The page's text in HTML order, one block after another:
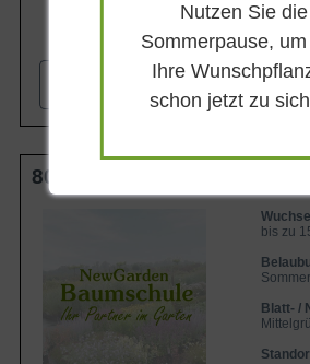
+ In den
80-100 cm C45
bis zu
Blatt- /
Nutzen Sie die
Sommerpause,
Ihre
schon jetzt zu